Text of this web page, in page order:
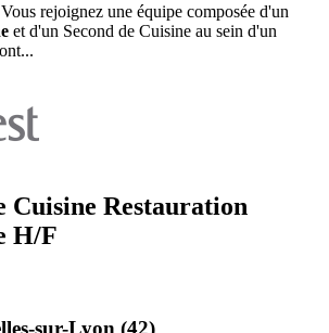
rejoignez une équipe composée d'un
et d'un Second de Cuisine au sein d'un
Cuisine Restauration
H/F
sur-Lyon (42)